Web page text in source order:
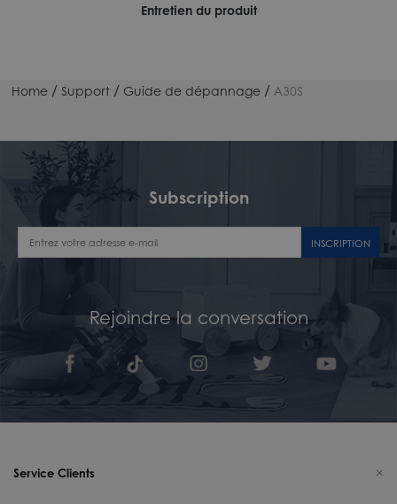
Entretien du produit
Home / Support / Guide de dépannage / A30S
Subscription
INSCRIPTION
Rejoindre la conversation
Service Clients